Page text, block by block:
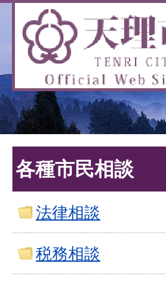
各種市民相談
法律相談
税務相談